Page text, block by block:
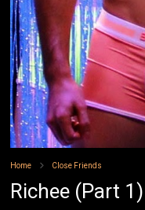
Home Close Friends
Richee (Part 1)